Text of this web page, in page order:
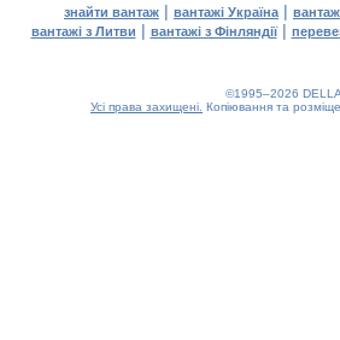
знайти вантаж | вантажі Україна |
вантажі з Литви | вантажі з Фінляндії|
©1995–2026
Усі права захищені. Копіювання та